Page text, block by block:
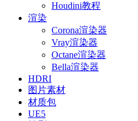
Houdini教程
渲染
Corona渲染器
Vray渲染器
Octane渲染器
Bella渲染器
HDRI
图片素材
材质包
UE5